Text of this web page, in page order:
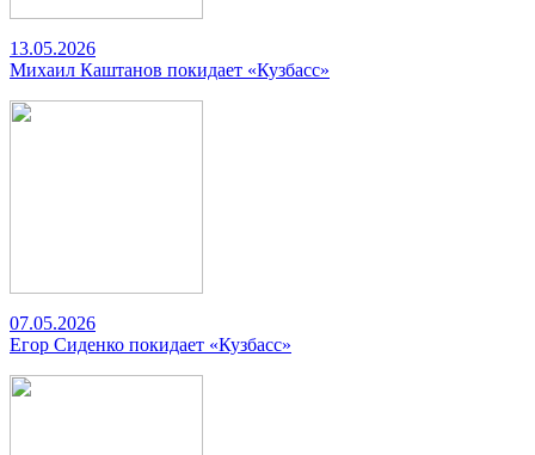
13.05.2026
Михаил Каштанов покидает «Кузбасс»
07.05.2026
Егор Сиденко покидает «Кузбасс»